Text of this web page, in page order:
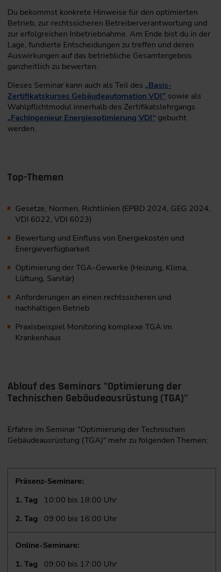
Du bekommst konkrete Hinweise für den optimierten
Betrieb, zur rechtssicheren Betreiberverantwortung und
zur erfolgreichen Inbetriebnahme. Am Ende bist du in der
Lage, fundierte Entscheidungen zu treffen und deren
Auswirkungen auf das betriebliche Gesamtergebnis
ganzheitlich zu bewerten.
Dieses Seminar kann auch als Teil des „Basis-
Zertifikatskurses Gebäudeautomation VDI" sowie als
Wahlpflichtmodul innerhalb des Zertifikatslehrgangs
„Fachingenieur Energieoptimierung VDI“ gebucht
werden.
Top-Themen
Gesetze, Normen, Richtlinien (EPBD 2024, GEG 2024,
VDI 6022, VDI 6023)
Bewertung und Einfluss von Energiekosten und
Energieverfügbarkeit
Optimierung der TGA-Gewerke (Heizung, Klima,
Lüftung, Sanitär)
Anforderungen an einen rechtssicheren und
nachhaltigen Betrieb
Praxisbeispiel Monitoring komplexe TGA im
Krankenhaus
Ablauf des Seminars "Optimierung der
Technischen Gebäudeausrüstung (TGA)"
Erfahre im Seminar "Optimierung der Technischen
Gebäudeausrüstung (TGA)" mehr zu folgenden Themen:
Präsenz-Seminare:
1. Tag
10:00 bis 18:00 Uhr
2. Tag
09:00 bis 16:00 Uhr
Online-Seminare:
1. Tag
09:00 bis 17:00 Uhr